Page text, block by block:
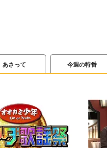
あさって 今週の特番